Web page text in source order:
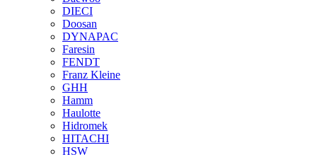
DIECI
Doosan
DYNAPAC
Faresin
FENDT
Franz Kleine
GHH
Hamm
Haulotte
Hidromek
HITACHI
HSW